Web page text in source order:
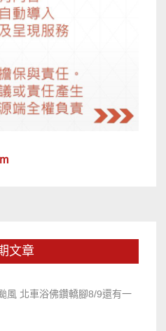
文章
風 北車浴佛鑽轎腳8/9還有一